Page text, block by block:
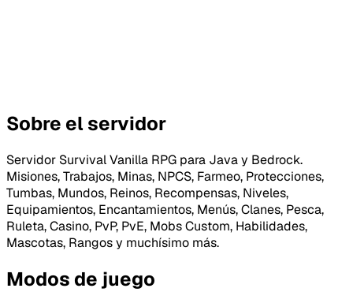
Sobre el servidor
Servidor Survival Vanilla RPG para Java y Bedrock.
Misiones, Trabajos, Minas, NPCS, Farmeo, Protecciones,
Tumbas, Mundos, Reinos, Recompensas, Niveles,
Equipamientos, Encantamientos, Menús, Clanes, Pesca,
Ruleta, Casino, PvP, PvE, Mobs Custom, Habilidades,
Mascotas, Rangos y muchísimo más.
Modos de juego